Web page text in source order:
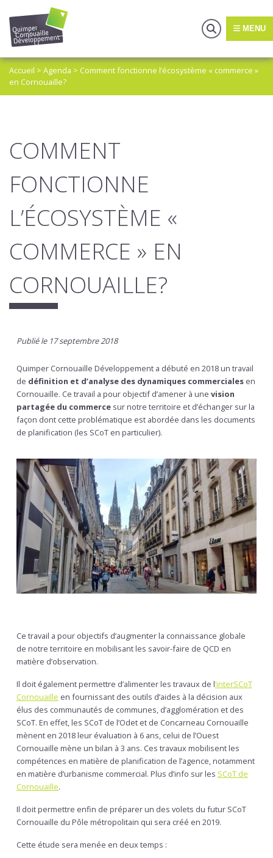
MENU
Accueil > Agenda > Comment fonctionne l’écosystème « commerce »
en Cornouaille?
COMMENT
FONCTIONNE
L’ÉCOSYSTÈME «
COMMERCE » EN
CORNOUAILLE?
Publié le 17 septembre 2018
Quimper Cornouaille Développement a débuté en 2018 un travail
de définition et d’analyse des dynamiques commerciales en
Cornouaille. Ce travail a pour objectif d’amener à une vision
partagée du commerce sur notre territoire et d’échanger sur la
façon dont cette problématique est abordée dans les documents
de planification (les SCoT en particulier).
Ce travail a pour objectifs d’augmenter la connaissance globale
de notre territoire en mobilisant les savoir-faire de QCD en
matière d’observation.
Il doit également permettre d’alimenter les travaux de l’interSCoT
Cornouaille en fournissant des outils d’aides à la décision aux
élus des communautés de communes, d’agglomération et des
SCoT. En effet, les SCoT de l’Odet et de Concarneau Cornouaille
mènent en 2018 leur évaluation à 6 ans, celui de l’Ouest
Cornouaille mène un bilan à 3 ans. Ces travaux mobilisent les
compétences en matière de planification de l’agence, notamment
en matière d’urbanisme commercial. Plus d’info sur les SCoT de
Cornouaille.
Il doit permettre enfin de préparer un des volets du futur SCoT
Cornouaille du Pôle métropolitain qui sera créé en 2019.
Cette étude sera menée en deux temps :